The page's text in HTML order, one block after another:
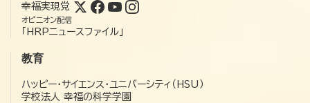
幸福実現党
オピニオン配信
「HRPニュースファイル」
教育
ハッピー・サイエンス・ユニバーシティ（HSU）
学校法人 幸福の科学学園